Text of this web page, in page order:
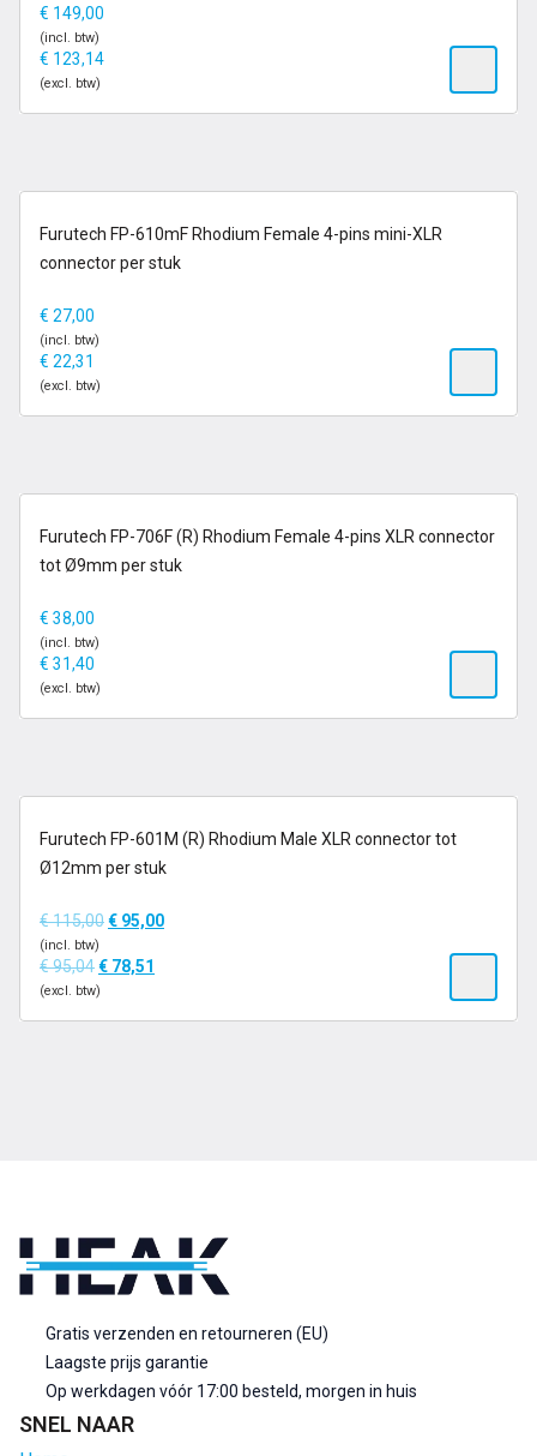
€ 149,00
(incl. btw)
€ 123,14
(excl. btw)
op voorraad
Furutech FP-610mF Rhodium Female 4-pins mini-XLR
connector per stuk
€ 27,00
(incl. btw)
€ 22,31
(excl. btw)
op voorraad
Furutech FP-706F (R) Rhodium Female 4-pins XLR connector
tot Ø9mm per stuk
€ 38,00
(incl. btw)
€ 31,40
(excl. btw)
op voorraad
Furutech FP-601M (R) Rhodium Male XLR connector tot
Ø12mm per stuk
€115,00€ 95,00
(incl. btw)
€95,04€ 78,51
(excl. btw)
Gratis verzenden en retourneren (EU)
Laagste prijs garantie
Op werkdagen vóór 17:00 besteld, morgen in huis
SNEL NAAR